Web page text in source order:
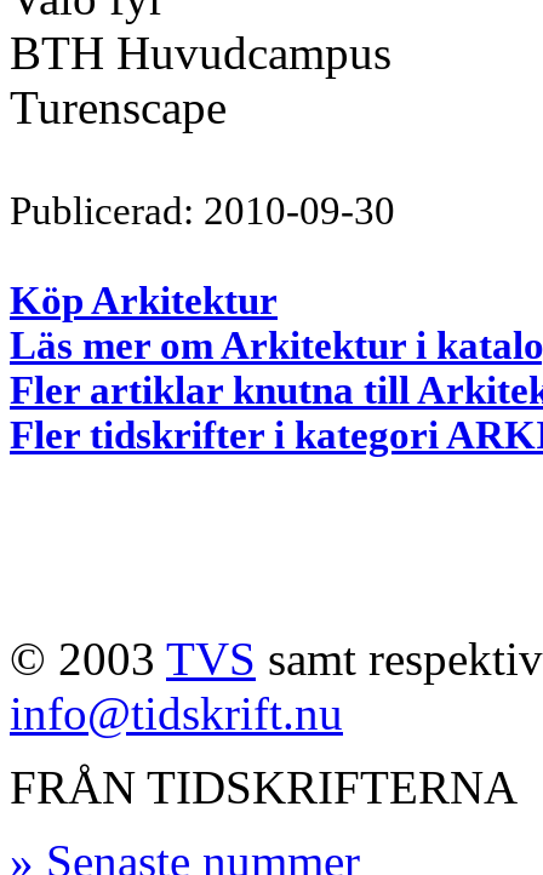
BTH Huvudcampus
Turenscape
Publicerad: 2010-09-30
Köp Arkitektur
Läs mer om Arkitektur i
Fler artiklar knutna till
Fler tidskrifter i kategori
© 2003 TVS samt
info@tidskrift.nu
FRÅN TIDSKRIFTERNA
» Senaste nummer